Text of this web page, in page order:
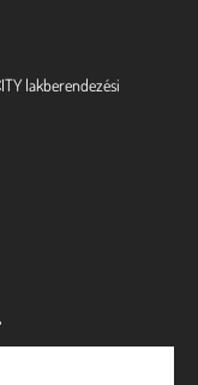
lakberendezési